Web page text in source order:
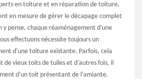
en toiture et en réparation de toiture,
en mesure de gérer le décapage complet
y pense, chaque réaménagement d'une
effectuons nécessite toujours un
d'une toiture existante. Parfois, cela
de vieux toits de tuiles et d'autres fois, il
d'un toit présentant de l’amiante.